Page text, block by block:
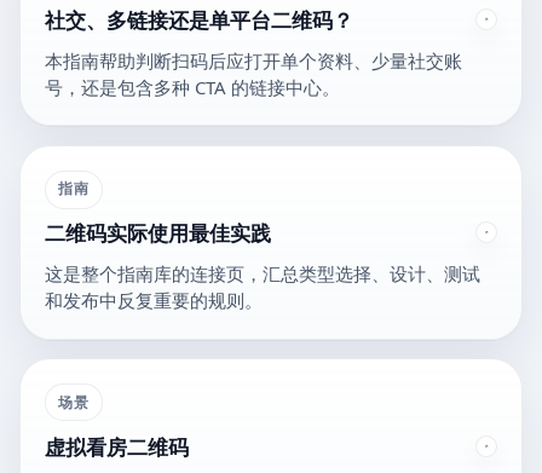
社交、多链接还是单平台二维码？
本指南帮助判断扫码后应打开单个资料、少量社交账
号，还是包含多种 CTA 的链接中心。
指南
二维码实际使用最佳实践
这是整个指南库的连接页，汇总类型选择、设计、测试
和发布中反复重要的规则。
场景
虚拟看房二维码